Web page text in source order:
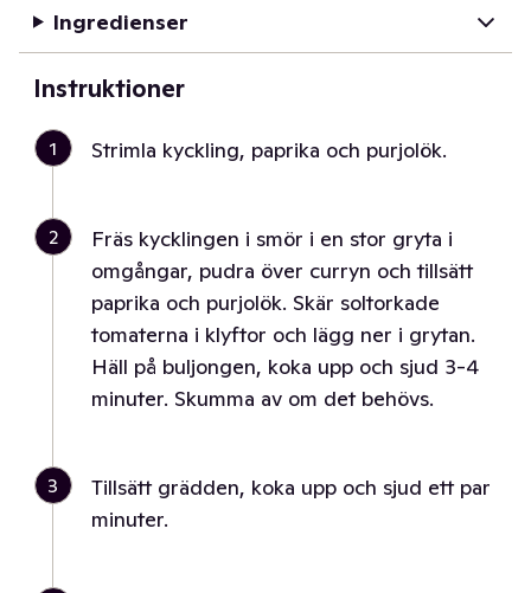
Ingredienser
Instruktioner
1 Strimla kyckling, paprika och purjolök.
2
Fräs kycklingen i smör i en stor gryta i
omgångar, pudra över curryn och tillsätt
paprika och purjolök. Skär soltorkade
tomaterna i klyftor och lägg ner i grytan.
Häll på buljongen, koka upp och sjud 3-4
minuter. Skumma av om det behövs.
3
Tillsätt grädden, koka upp och sjud ett par
minuter.